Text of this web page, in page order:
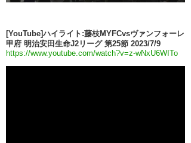
[YouTube]ハイライト:藤枝MYFCvsヴァンフォーレ
甲府 明治安田生命J2リーグ 第25節 2023/7/9
https://www.youtube.com/watch?v=z-wNxU6WITo